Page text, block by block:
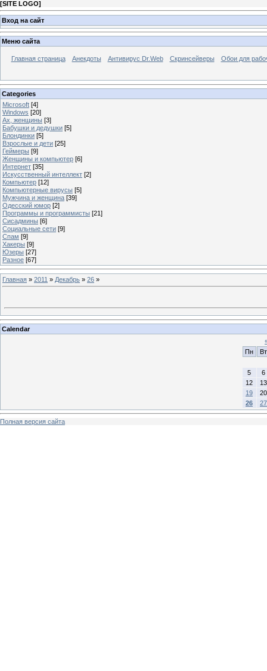
[SITE LOGO]
Вход на сайт
Меню сайта
Главная страница Анекдоты Антивирус Dr.Web Скринсейверы Обои для
Categories
Microsoft [4]
Windows [20]
Ах, женщины [3]
Бабушки и дедушки [5]
Блондинки [5]
Взрослые и дети [25]
Геймеры [9]
Женщины и компьютер [6]
Интернет [35]
Искусственный интеллект [2]
Компьютер [12]
Компьютерные вирусы [5]
Мужчина и женщина [39]
Одесский юмор [2]
Программы и программисты [21]
Сисадмины [6]
Социальные сети [9]
Спам [9]
Хакеры [9]
Юзеры [27]
Разное [67]
Главная » 2011 » Декабрь » 26 »
Calendar
Пн
Вт
5
6
12
13
19
20
26
27
Полная версия сайта